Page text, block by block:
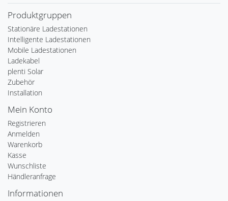
Produktgruppen
Stationäre Ladestationen
Intelligente Ladestationen
Mobile Ladestationen
Ladekabel
plenti Solar
Zubehör
Installation
Mein Konto
Registrieren
Anmelden
Warenkorb
Kasse
Wunschliste
Händleranfrage
Informationen